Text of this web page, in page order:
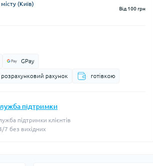
(Київ)
Від 100 грн
GPay
розрахунковий рахунок готівкою
підтримки
підтримки клієнтів
7 без вихідних